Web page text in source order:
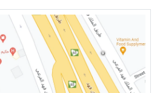
عيون الطفل الرضيع